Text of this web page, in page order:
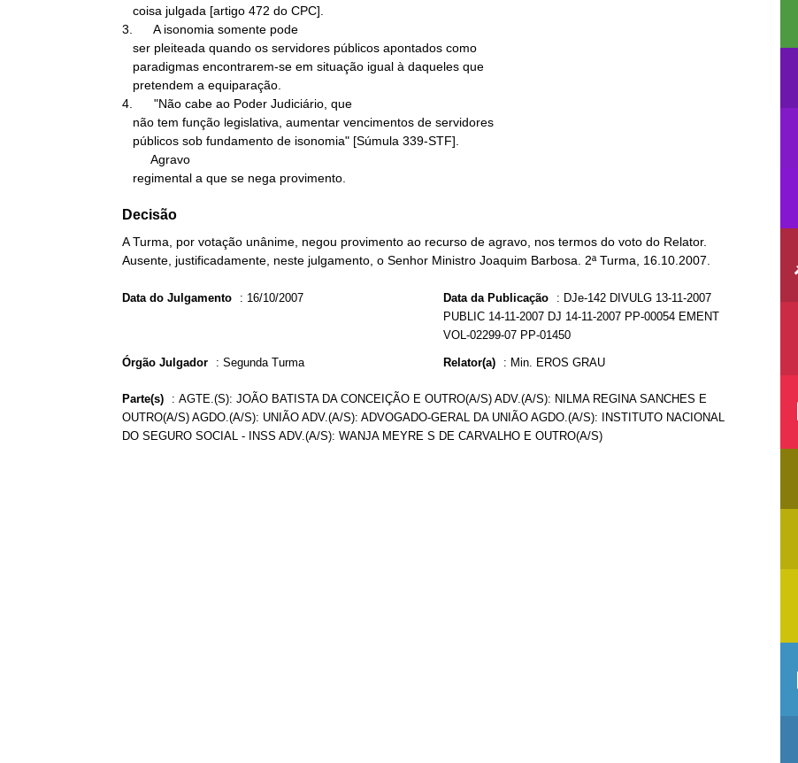
3.      A isonomia somente pode
4.      "Não cabe ao Poder Judiciário, que
   regimental a que se nega provimento.
Decisão
A Turma, por votação unânime, negou provimento ao recurso de agravo, nos termos do voto do Relator.
Ausente, justificadamente, neste julgamento, o Senhor Ministro Joaquim Barbosa. 2ª Turma, 16.10.2007.
Data do Julgamento : 16/10/2007 Data da Publicação : DJe-142 DIVULG 13-11-2007
PUBLIC 14-11-2007 DJ 14-11-2007 PP-00054 EMENT
VOL-02299-07 PP-01450
Órgão Julgador : Segunda Turma Relator(a) : Min. EROS GRAU
Parte(s) : AGTE.(S): JOÃO BATISTA DA CONCEIÇÃO E OUTRO(A/S) ADV.(A/S): NILMA REGINA SANCHES E
OUTRO(A/S) AGDO.(A/S): UNIÃO ADV.(A/S): ADVOGADO-GERAL DA UNIÃO AGDO.(A/S): INSTITUTO NACIONAL
DO SEGURO SOCIAL - INSS ADV.(A/S): WANJA MEYRE S DE CARVALHO E OUTRO(A/S)